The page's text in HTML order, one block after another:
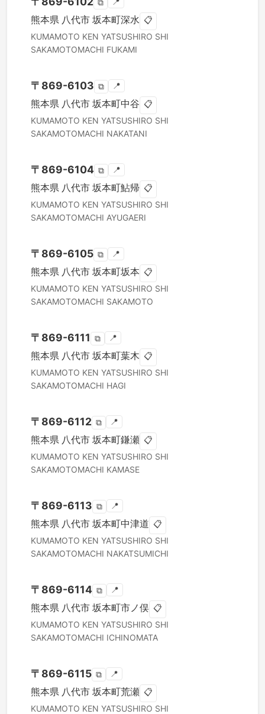
⧉
熊本県 八代市 坂本町深水 📋
KUMAMOTO KEN YATSUSHIRO SHI
SAKAMOTOMACHI FUKAMI
〒 869-6103 ⧉ 📍
熊本県 八代市 坂本町中谷 📋
KUMAMOTO KEN YATSUSHIRO SHI
SAKAMOTOMACHI NAKATANI
〒 869-6104 ⧉ 📍
熊本県 八代市 坂本町鮎帰 📋
KUMAMOTO KEN YATSUSHIRO SHI
SAKAMOTOMACHI AYUGAERI
〒 869-6105 ⧉ 📍
熊本県 八代市 坂本町坂本 📋
KUMAMOTO KEN YATSUSHIRO SHI
SAKAMOTOMACHI SAKAMOTO
〒 869-6111 ⧉ 📍
熊本県 八代市 坂本町葉木 📋
KUMAMOTO KEN YATSUSHIRO SHI
SAKAMOTOMACHI HAGI
〒 869-6112 ⧉ 📍
熊本県 八代市 坂本町鎌瀬 📋
KUMAMOTO KEN YATSUSHIRO SHI
SAKAMOTOMACHI KAMASE
〒 869-6113 ⧉ 📍
熊本県 八代市 坂本町中津道 📋
KUMAMOTO KEN YATSUSHIRO SHI
SAKAMOTOMACHI NAKATSUMICHI
〒 869-6114 ⧉ 📍
熊本県 八代市 坂本町市ノ俣 📋
KUMAMOTO KEN YATSUSHIRO SHI
SAKAMOTOMACHI ICHINOMATA
〒 869-6115 ⧉ 📍
熊本県 八代市 坂本町荒瀬 📋
KUMAMOTO KEN YATSUSHIRO SHI